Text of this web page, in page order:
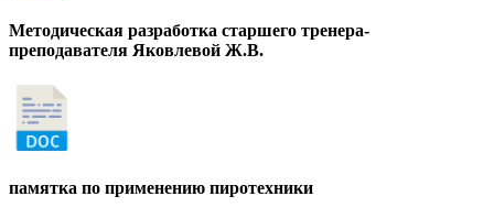
Методическая разработка старшего тренера-
преподавателя Яковлевой Ж.В.
памятка по применению пиротехники